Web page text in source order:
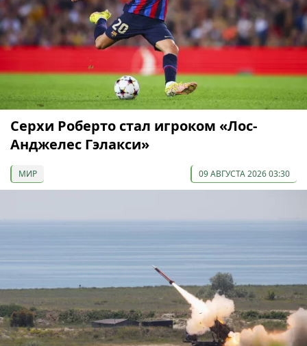
Серхи Роберто стал игроком «Лос-
Анджелес Гэлакси»
МИР 09 АВГУСТА 2026 03:30